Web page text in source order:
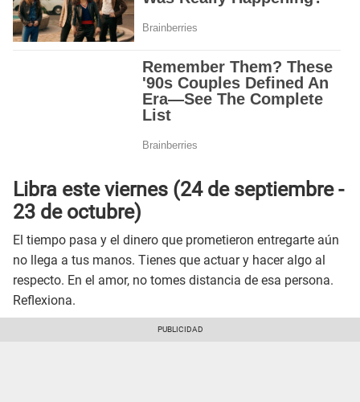
Libra esteviernes (24 de septiembre -
23 de octubre)
El tiempo pasa y el dinero que prometieron entregarte aún
no llega a tus manos. Tienes que actuar y hacer algo al
respecto. En el amor, no tomes distancia de esa persona.
Reflexiona.